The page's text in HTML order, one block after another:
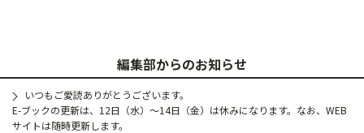
編集部からのお知らせ
いつもご愛読ありがとうございます。
E-ブックの更新は、12日（水）～14日（金）は休みになります。なお、WEB
サイトは随時更新します。